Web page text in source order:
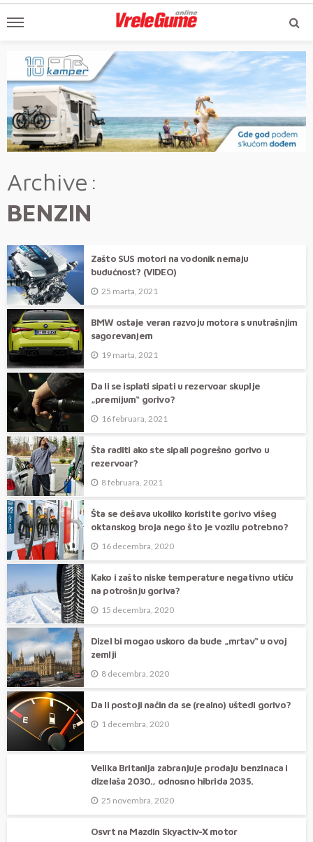
Archive
BENZIN
Zašto SUS motori na vodonik nemaju
budućnost? (VIDEO)
25 marta, 2021
BMW ostaje veran razvoju motora s unutrašnjim
sagorevanjem
19 marta, 2021
Da li se isplati sipati u rezervoar skuplje
„premijum“ gorivo?
16 februara, 2021
Šta raditi ako ste sipali pogrešno gorivo u
rezervoar?
8 februara, 2021
Šta se dešava ukoliko koristite gorivo višeg
oktanskog broja nego što je vozilu potrebno?
16 decembra, 2020
Kako i zašto niske temperature negativno utiču
na potrošnju goriva?
15 decembra, 2020
Dizel bi mogao uskoro da bude „mrtav“ u ovoj
zemlji
8 decembra, 2020
Da li postoji način da se (realno) uštedi gorivo?
1 decembra, 2020
Velika Britanija zabranjuje prodaju benzinaca i
dizelaša 2030., odnosno hibrida 2035.
25 novembra, 2020
Osvrt na Mazdin Skyactiv-X motor